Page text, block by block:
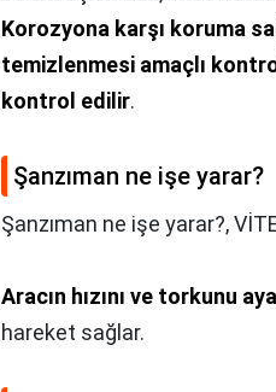
Korozyona karşı koruma
temizlenmesi amaçlı
kontrol edilir.
Şanzıman ne işe yarar?
Şanzıman ne işe yarar?,
Aracın hızını ve torkunu
hareket sağlar.